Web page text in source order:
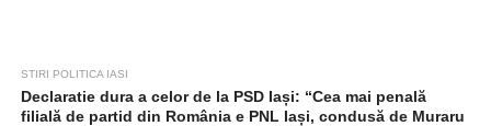
STIRI POLITICA IASI
Declaratie dura a celor de la PSD Iași: “Cea mai penală
filială de partid din România e PNL Iași, condusă de Muraru